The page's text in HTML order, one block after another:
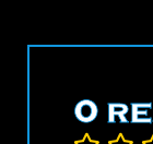
0